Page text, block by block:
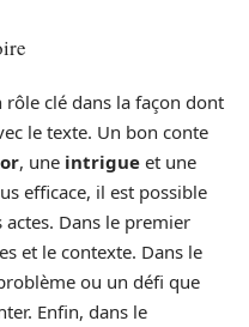
rôle clé dans la façon dont
le texte. Un bon conte
, une intrigue et une
efficace, il est possible
Dans le premier
et le contexte. Dans le
ou un défi que
Enfin, dans le